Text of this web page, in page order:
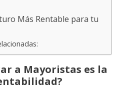
Más Rentable para tu
a Mayoristas es la